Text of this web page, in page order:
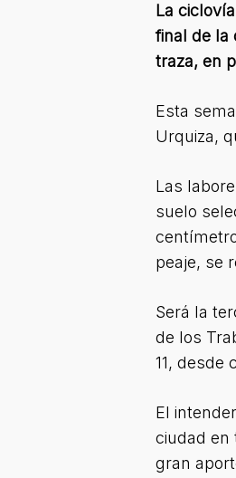
La
final de la
traza, en
Esta
Urquiza,
Las
suelo
peaje, se
Será la
de los
11, desde
El
ciudad en
gran